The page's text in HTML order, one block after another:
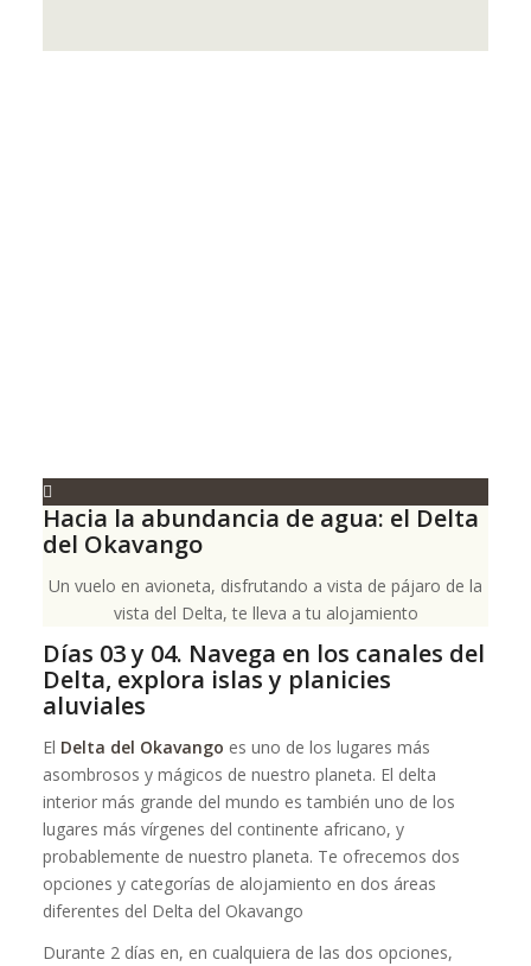
Hacia la abundancia de agua: el Delta
del Okavango
Un vuelo en avioneta, disfrutando a vista de pájaro de la
vista del Delta, te lleva a tu alojamiento
Días 03 y 04. Navega en los canales del
Delta, explora islas y planicies
aluviales
El Delta del Okavango es uno de los lugares más
asombrosos y mágicos de nuestro planeta. El delta
interior más grande del mundo es también uno de los
lugares más vírgenes del continente africano, y
probablemente de nuestro planeta. Te ofrecemos dos
opciones y categorías de alojamiento en dos áreas
diferentes del Delta del Okavango
Durante 2 días en, en cualquiera de las dos opciones,